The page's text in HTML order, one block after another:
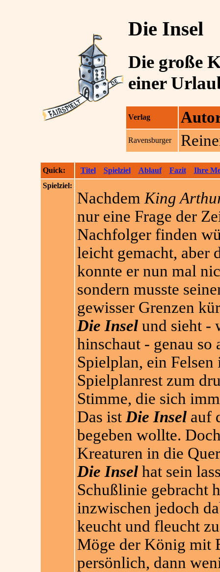
Die Insel
Die große
einer
Verlag
Ravensburger
Quick: Titel Spielziel Ablauf Fazit
Ihre
Spielziel:
Nachdem King
nur eine Frage der
Nachfolger finden
leicht gemacht, aber
konnte er nun mal
sondern musste
gewisser Grenzen
Die Inselund sieht -
hinschaut - genau so
Spielplan, ein
Spielplanrest zum
Stimme, die sich
Das ist Die Inselauf
begeben wollte.
Kreaturen in die
Die Inselhat sein
Schußlinie gebracht
inzwischen jedoch
keucht und fleucht
Möge der König mit
persönlich, dann